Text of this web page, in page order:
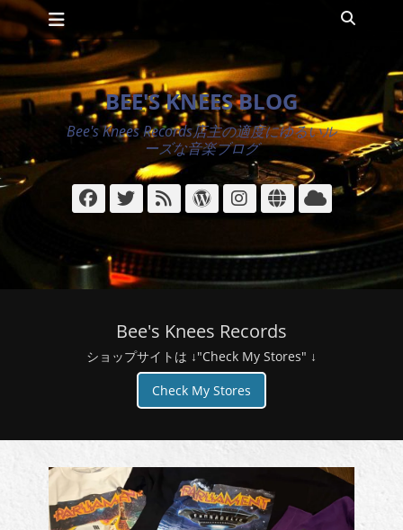
コ
ン
テ
ン
ツ
へ
ッ
プ
メインメニュー
索
BEE'S KNEES BLOG
Bee's Knees Records店主の適度にゆるいル
ーズな音楽ブログ
Facebook
Twitter
ィ
ド
WordPress
Instagram
サ
イ
ク
ラ
ウ
ド
Bee's Knees Records
ショップサイトは ↓"Check My Stores" ↓
Check My Stores